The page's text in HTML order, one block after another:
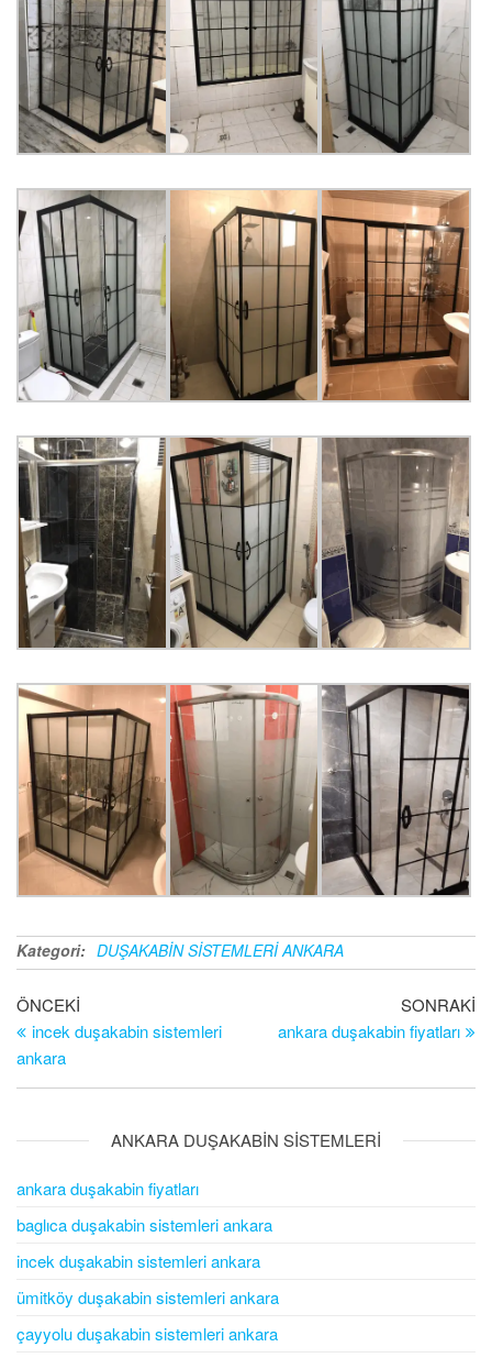
Kategori: DUŞAKABİN SİSTEMLERİ ANKARA
Yazı dolaşımı
Önceki Yazı
ÖNCEKI
incek duşakabin sistemleri
ankara
SONRAKI
ankara duşakabin fiyatları
ANKARA DUŞAKABİN SİSTEMLERİ
ankara duşakabin fiyatları
baglıca duşakabin sistemleri ankara
incek duşakabin sistemleri ankara
ümitköy duşakabin sistemleri ankara
çayyolu duşakabin sistemleri ankara